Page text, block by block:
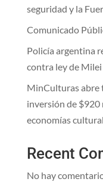
seguridad y la
Comunicado
Policía argentina
contra ley de Milei
MinCulturas abre
inversión de $920
economías
Recent
No hay